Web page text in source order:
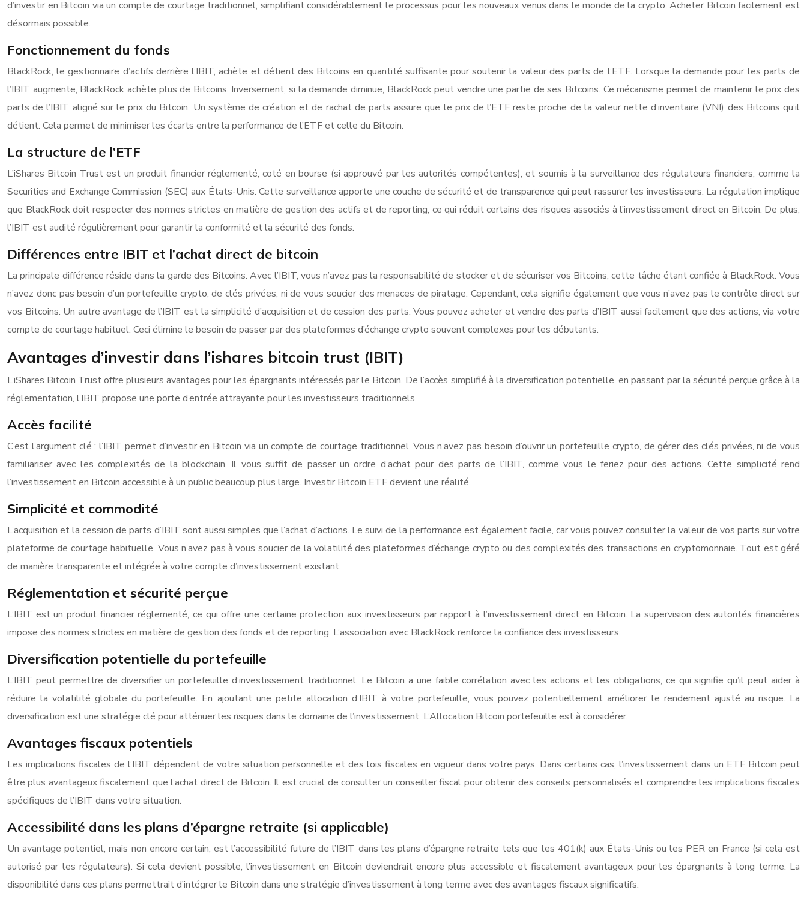
d’investir en Bitcoin via un compte de courtage traditionnel, simplifiant considérablement le processus pour les nouveaux venus dans le monde de la crypto. Acheter Bitcoin facilement est
désormais possible.
Fonctionnement du fonds
BlackRock, le gestionnaire d’actifs derrière l’IBIT, achète et détient des Bitcoins en quantité suffisante pour soutenir la valeur des parts de l’ETF. Lorsque la demande pour les parts de
l’IBIT augmente, BlackRock achète plus de Bitcoins. Inversement, si la demande diminue, BlackRock peut vendre une partie de ses Bitcoins. Ce mécanisme permet de maintenir le prix des
parts de l’IBIT aligné sur le prix du Bitcoin. Un système de création et de rachat de parts assure que le prix de l’ETF reste proche de la valeur nette d’inventaire (VNI) des Bitcoins qu’il
détient. Cela permet de minimiser les écarts entre la performance de l’ETF et celle du Bitcoin.
La structure de l’ETF
L’iShares Bitcoin Trust est un produit financier réglementé, coté en bourse (si approuvé par les autorités compétentes), et soumis à la surveillance des régulateurs financiers, comme la
Securities and Exchange Commission (SEC) aux États-Unis. Cette surveillance apporte une couche de sécurité et de transparence qui peut rassurer les investisseurs. La régulation implique
que BlackRock doit respecter des normes strictes en matière de gestion des actifs et de reporting, ce qui réduit certains des risques associés à l’investissement direct en Bitcoin. De plus,
l’IBIT est audité régulièrement pour garantir la conformité et la sécurité des fonds.
Différences entre IBIT et l’achat direct de bitcoin
La principale différence réside dans la garde des Bitcoins. Avec l’IBIT, vous n’avez pas la responsabilité de stocker et de sécuriser vos Bitcoins, cette tâche étant confiée à BlackRock. Vous
n’avez donc pas besoin d’un portefeuille crypto, de clés privées, ni de vous soucier des menaces de piratage. Cependant, cela signifie également que vous n’avez pas le contrôle direct sur
vos Bitcoins. Un autre avantage de l’IBIT est la simplicité d’acquisition et de cession des parts. Vous pouvez acheter et vendre des parts d’IBIT aussi facilement que des actions, via votre
compte de courtage habituel. Ceci élimine le besoin de passer par des plateformes d’échange crypto souvent complexes pour les débutants.
Avantages d’investir dans l’ishares bitcoin trust (IBIT)
L’iShares Bitcoin Trust offre plusieurs avantages pour les épargnants intéressés par le Bitcoin. De l’accès simplifié à la diversification potentielle, en passant par la sécurité perçue grâce à la
réglementation, l’IBIT propose une porte d’entrée attrayante pour les investisseurs traditionnels.
Accès facilité
C’est l’argument clé : l’IBIT permet d’investir en Bitcoin via un compte de courtage traditionnel. Vous n’avez pas besoin d’ouvrir un portefeuille crypto, de gérer des clés privées, ni de vous
familiariser avec les complexités de la blockchain. Il vous suffit de passer un ordre d’achat pour des parts de l’IBIT, comme vous le feriez pour des actions. Cette simplicité rend
l’investissement en Bitcoin accessible à un public beaucoup plus large. Investir Bitcoin ETF devient une réalité.
Simplicité et commodité
L’acquisition et la cession de parts d’IBIT sont aussi simples que l’achat d’actions. Le suivi de la performance est également facile, car vous pouvez consulter la valeur de vos parts sur votre
plateforme de courtage habituelle. Vous n’avez pas à vous soucier de la volatilité des plateformes d’échange crypto ou des complexités des transactions en cryptomonnaie. Tout est géré
de manière transparente et intégrée à votre compte d’investissement existant.
Réglementation et sécurité perçue
L’IBIT est un produit financier réglementé, ce qui offre une certaine protection aux investisseurs par rapport à l’investissement direct en Bitcoin. La supervision des autorités financières
impose des normes strictes en matière de gestion des fonds et de reporting. L’association avec BlackRock renforce la confiance des investisseurs.
Diversification potentielle du portefeuille
L’IBIT peut permettre de diversifier un portefeuille d’investissement traditionnel. Le Bitcoin a une faible corrélation avec les actions et les obligations, ce qui signifie qu’il peut aider à
réduire la volatilité globale du portefeuille. En ajoutant une petite allocation d’IBIT à votre portefeuille, vous pouvez potentiellement améliorer le rendement ajusté au risque. La
diversification est une stratégie clé pour atténuer les risques dans le domaine de l’investissement. L’Allocation Bitcoin portefeuille est à considérer.
Avantages fiscaux potentiels
Les implications fiscales de l’IBIT dépendent de votre situation personnelle et des lois fiscales en vigueur dans votre pays. Dans certains cas, l’investissement dans un ETF Bitcoin peut
être plus avantageux fiscalement que l’achat direct de Bitcoin. Il est crucial de consulter un conseiller fiscal pour obtenir des conseils personnalisés et comprendre les implications fiscales
spécifiques de l’IBIT dans votre situation.
Accessibilité dans les plans d’épargne retraite (si applicable)
Un avantage potentiel, mais non encore certain, est l’accessibilité future de l’IBIT dans les plans d’épargne retraite tels que les 401(k) aux États-Unis ou les PER en France (si cela est
autorisé par les régulateurs). Si cela devient possible, l’investissement en Bitcoin deviendrait encore plus accessible et fiscalement avantageux pour les épargnants à long terme. La
disponibilité dans ces plans permettrait d’intégrer le Bitcoin dans une stratégie d’investissement à long terme avec des avantages fiscaux significatifs.